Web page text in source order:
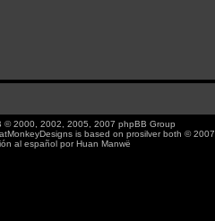
© 2000, 2002, 2005, 2007 phpBB Group
is based on prosilverboth © 2007
al español porHuan Manwë